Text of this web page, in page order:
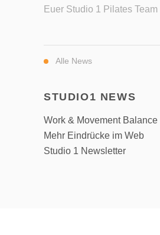
Euer Studio 1 Pilates Team
Alle News
STUDIO1 NEWS
Work & Movement Balance
Mehr Eindrücke im Web
Studio 1 Newsletter